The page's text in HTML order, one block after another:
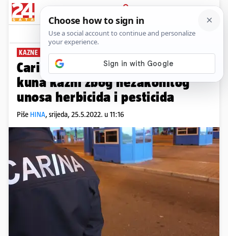
PRIJAVA
News Komentari
KAZNE
Carina: Naplatili više od milijun
kuna kazni zbog nezakonitog
unosa herbicida i pesticida
Piše HINA, srijeda, 25.5.2022. u 11:16